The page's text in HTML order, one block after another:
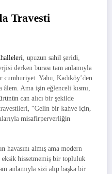
Travesti
, upuzun sahil şeridi,
derken burası tam anlamıyla
cumhuriyet. Yahu, Kadıköy’den
âlem. Ama işin eğlenceli kısmı,
can alıcı bir şekilde
“Gelin bir kahve için,
misafirperverliğin
havasını almış ama modern
eksik hissetmemiş bir topluluk
anlamıyla sizi alıp başka bir